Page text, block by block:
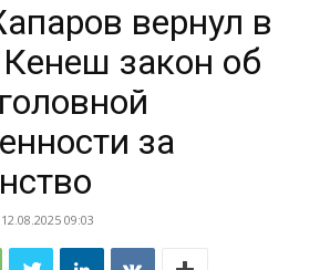
вернул в
закон об
за
12.08.2025 09:03